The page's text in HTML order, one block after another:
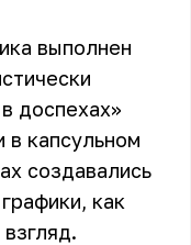
выполнен
доспехах»
капсульном
создавались
как